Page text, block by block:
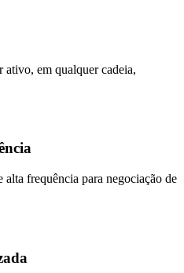
ativo, em qualquer cadeia,
frequência para negociação de